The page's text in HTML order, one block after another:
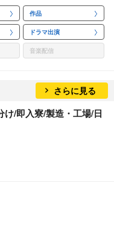
作品
ドラマ出演
音楽配信
さらに見る
け/即入寮/製造・工場/日